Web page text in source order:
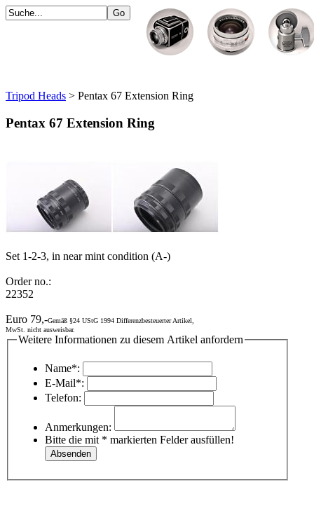
Tripod Heads > Pentax 67 Extension Ring
Pentax 67 Extension Ring
Set 1-2-3, in near mint condition (A-)
Order no.:
22352
Euro 79,-Gemäß §24 UStG 1994 Differenzbesteuerter Artikel,
MwSt. nicht ausweisbar.
Weitere Informationen zu diesem Artikel anfordern
Name*:
E-Mail*:
Telefon:
Anmerkungen:
Bitte die mit * markierten Felder ausfüllen!